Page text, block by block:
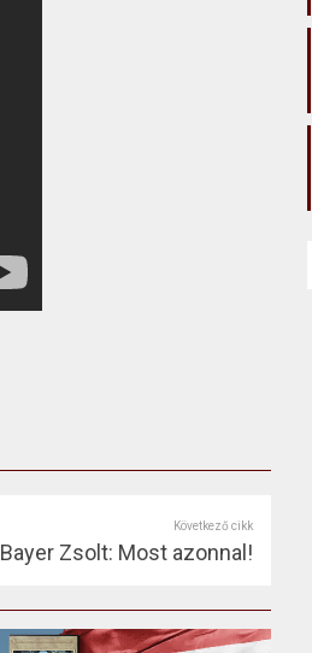
Következő cikk
Bayer Zsolt: Most azonnal!